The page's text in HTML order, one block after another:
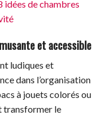
idées de chambres
et accessible
ludiques et
dans l’organisation
à jouets colorés ou
transformer le